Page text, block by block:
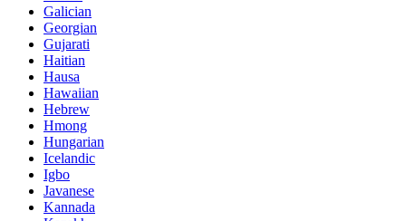
Galician
Georgian
Gujarati
Haitian
Hausa
Hawaiian
Hebrew
Hmong
Hungarian
Icelandic
Igbo
Javanese
Kannada